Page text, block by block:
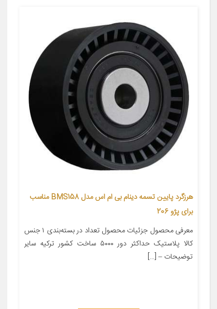
هرزگرد پایین تسمه دینام بی ام اس مدل BMS158 مناسب
برای پژو 206
معرفی محصول جزئیات محصول تعداد در بسته‌بندی ۱ جنس
کالا پلاستیک حداکثر دور ۵۰۰۰ ساخت کشور ترکیه سایر
توضیحات – […]